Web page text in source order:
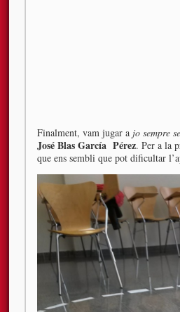
Finalment, vam jugar a jo sempre
José Blas García Pérez. Per a la
que ens sembli que pot dificultar